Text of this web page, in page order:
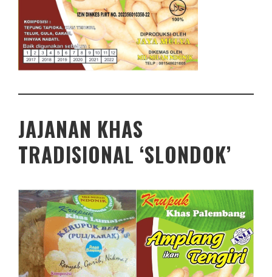
JAJANAN KHAS
TRADISIONAL ‘SLONDOK’